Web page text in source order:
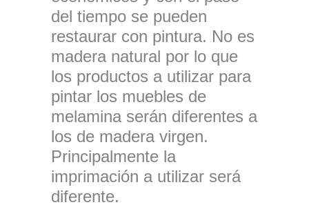
del tiempo se pueden
restaurar con pintura. No es
madera natural por lo que
los productos a utilizar para
pintar los muebles de
melamina serán diferentes a
los de madera virgen.
Principalmente la
imprimación a utilizar será
diferente.